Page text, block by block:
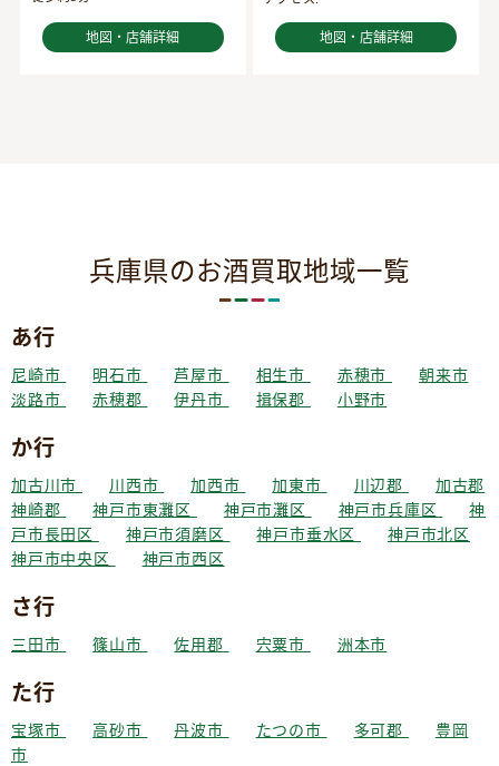
地図・店舗詳細 地図・店舗詳細
兵庫県のお酒買取地域一覧
あ行
尼崎市 明石市 芦屋市 相生市 赤穂市
朝来市
淡路市
赤穂郡 伊丹市 揖保郡 小野市
か行
加古川市 川西市 加西市 加東市 川辺郡
加古郡
神崎郡
神戸市東灘区 神戸市灘区 神戸市兵庫区
神
戸市長田区
神戸市須磨区 神戸市垂水区
神戸市北区
神戸市中央区
神戸市西区
さ行
三田市 篠山市 佐用郡 宍粟市 洲本市
た行
宝塚市 高砂市 丹波市 たつの市 多可郡
豊岡
市